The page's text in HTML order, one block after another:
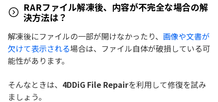
RARファイル解凍後、内容が不完全な場合の解
決方法は？
解凍後にファイルの一部が開けなかったり、 画像や文書が
欠けて表示される場合は、ファイル自体が破損している可
能性があります。
そんなときは、 4DDiG File Repairを利用して修復を試み
ましょう。